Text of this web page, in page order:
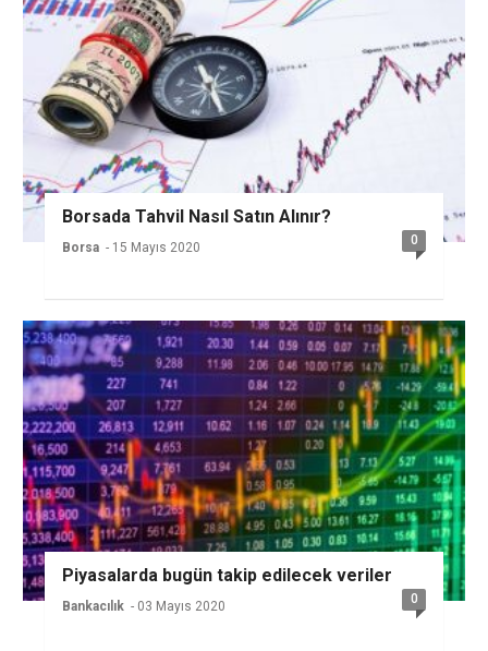
Borsada Tahvil Nasıl Satın Alınır?
Borsa - 15 Mayıs 2020 0
Piyasalarda bugün takip edilecek veriler
Bankacılık - 03 Mayıs 2020 0